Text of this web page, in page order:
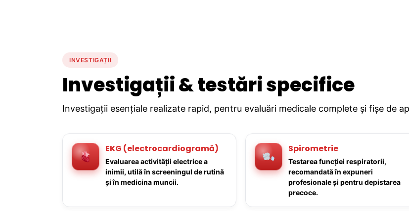
INVESTIGAȚII
Investigații & testări specifice
Investigații esențiale realizate rapid, pentru evaluări medicale complete și fișe de
EKG (electrocardiogramă)
Evaluarea activității electrice a
inimii, utilă în screeningul de rutină
și în medicina muncii.
Spirometrie
Testarea funcției respiratorii,
recomandată în expuneri
profesionale și pentru depistarea
precoce.